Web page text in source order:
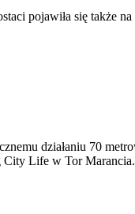
pojawiła się także
działaniu 70
City Life w Tor Marancia.